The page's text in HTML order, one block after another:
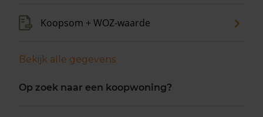
Koopsom + WOZ-waarde
Bekijk alle gegevens
Op zoek naar een koopwoning?